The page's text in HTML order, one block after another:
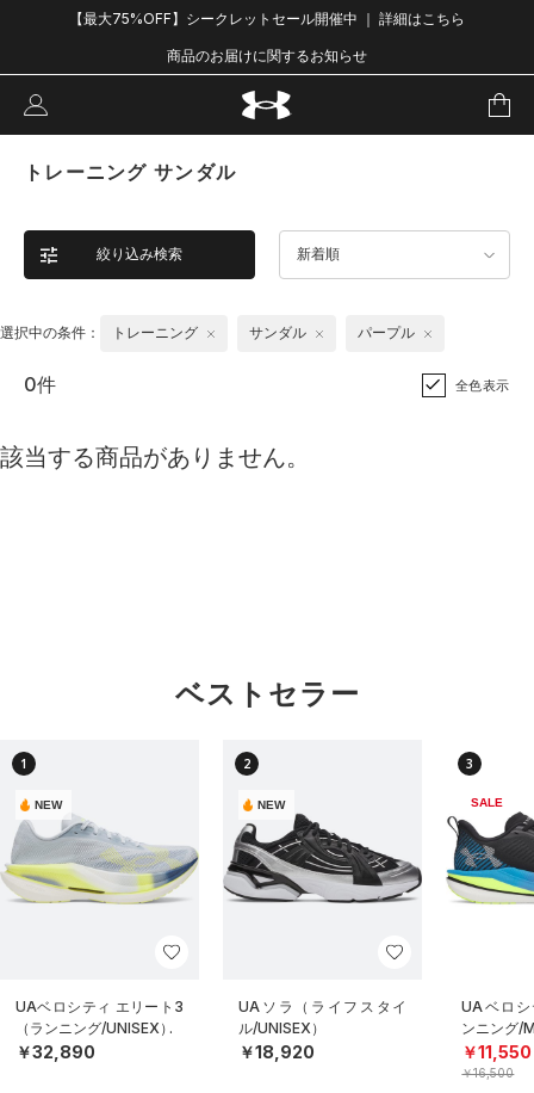
【最大75%OFF】シークレットセール開催中 ｜ 詳細はこちら
商品のお届けに関するお知らせ
トレーニング サンダル
絞り込み検索 新着順
選択中の条件： トレーニング サンダル パープル
0件 全色表示
該当する商品がありません。
ベストセラー
1
NEW
UAベロシティ エリート3
（ランニング/UNISEX）
￥32,890
2
NEW
UAソラ（ライフスタイ
ル/UNISEX）
￥18,920
3
SALE
UAベロ
ンニング/
￥11,550
￥16,500